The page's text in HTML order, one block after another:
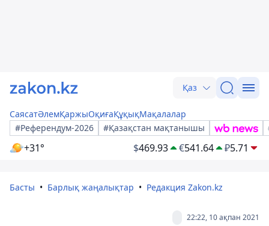
Қаз
СаясатӘлемҚаржыОқиғаҚұқықМақалалар
#Референдум-2026
#Қазақстан мақтанышы
+31° $469.93 €541.64 ₽5.71
Басты Барлық жаңалықтар Редакция Zakon.kz
22:22, 10 ақпан 2021